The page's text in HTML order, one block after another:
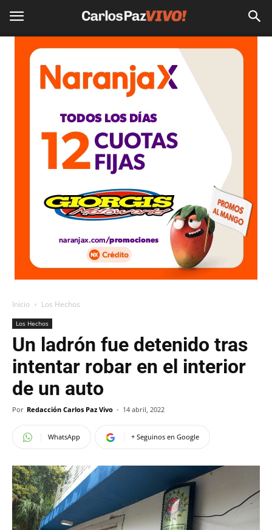
Inicio Los Hechos
Los Hechos
Un ladrón fue detenido tras
intentar robar en el interior
de un auto
Por Redacción Carlos Paz Vivo - 14 abril, 2022
WhatsApp + Seguinos en Google